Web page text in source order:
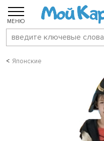
МЕНЮ
Японские